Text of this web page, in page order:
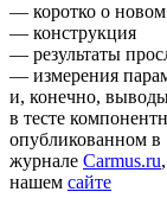
— коротко о
— конструкция
— результаты
— измерения
и, конечно,
в тесте
опубликованном в
журнале Carmus.ru
нашем сайте